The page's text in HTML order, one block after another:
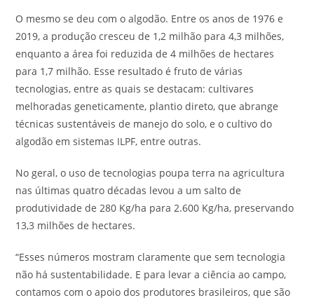
O mesmo se deu com o algodão. Entre os anos de 1976 e
2019, a produção cresceu de 1,2 milhão para 4,3 milhões,
enquanto a área foi reduzida de 4 milhões de hectares
para 1,7 milhão. Esse resultado é fruto de várias
tecnologias, entre as quais se destacam: cultivares
melhoradas geneticamente, plantio direto, que abrange
técnicas sustentáveis de manejo do solo, e o cultivo do
algodão em sistemas ILPF, entre outras.
No geral, o uso de tecnologias poupa terra na agricultura
nas últimas quatro décadas levou a um salto de
produtividade de 280 Kg/ha para 2.600 Kg/ha, preservando
13,3 milhões de hectares.
“Esses números mostram claramente que sem tecnologia
não há sustentabilidade. E para levar a ciência ao campo,
contamos com o apoio dos produtores brasileiros, que são